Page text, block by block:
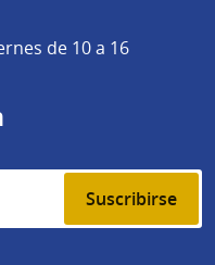
de 10 a 16
Suscribirse